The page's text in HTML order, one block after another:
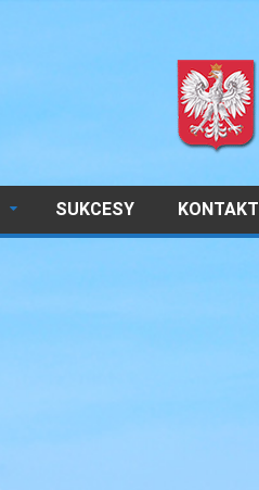
SUKCESY KONTAKT